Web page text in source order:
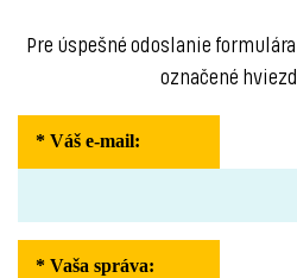
Pre úspešné odoslanie
označené
* Váš e-mail:
* Vaša správa: